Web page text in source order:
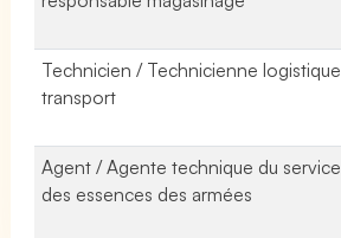
Technicien / Technicienne logistique
transport
Agent / Agente technique du service
des essences des armées